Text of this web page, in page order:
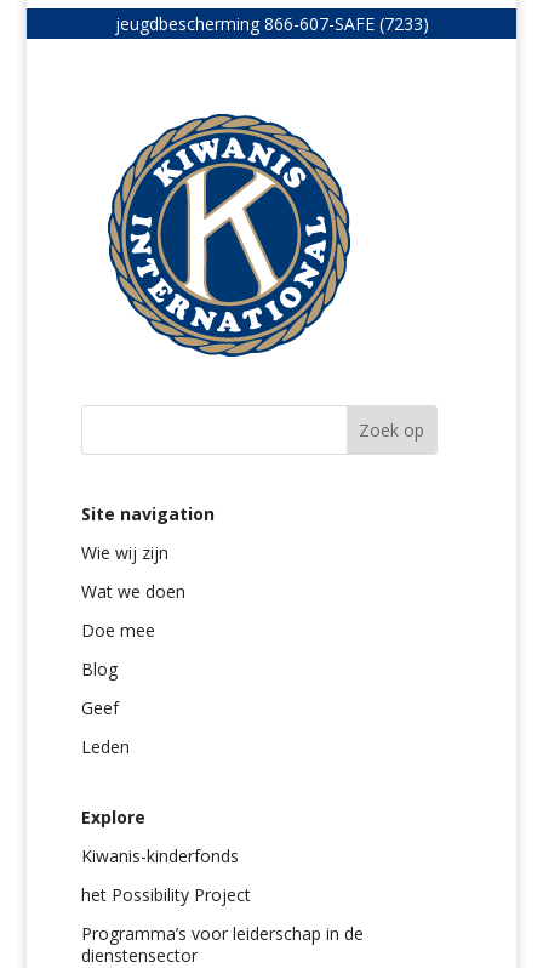
jeugdbescherming 866-607-SAFE (7233)
Site navigation
Wie wij zijn
Wat we doen
Doe mee
Blog
Geef
Leden
Explore
Kiwanis-kinderfonds
het Possibility Project
Programma’s voor leiderschap in de
dienstensector